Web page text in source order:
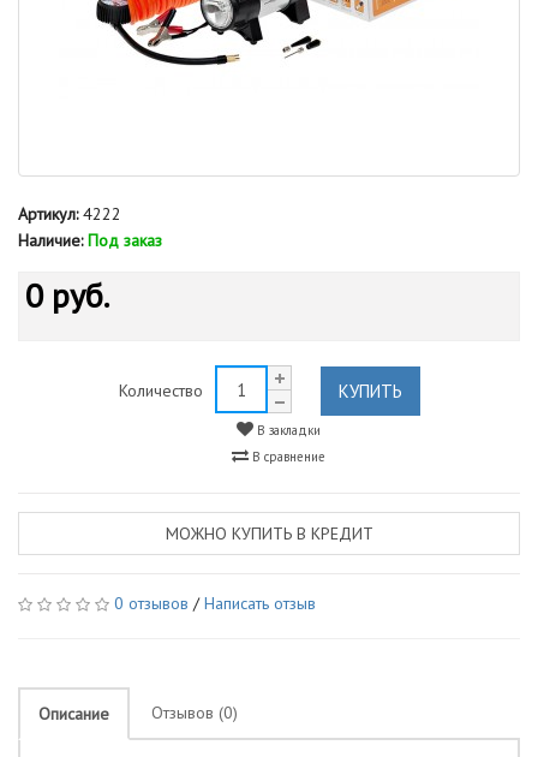
Артикул:4222
Наличие: Под заказ
0 руб.
Количество КУПИТЬ
В закладки
В сравнение
МОЖНО КУПИТЬ В КРЕДИТ
0 отзывов /Написать отзыв
Описание Отзывов (0)